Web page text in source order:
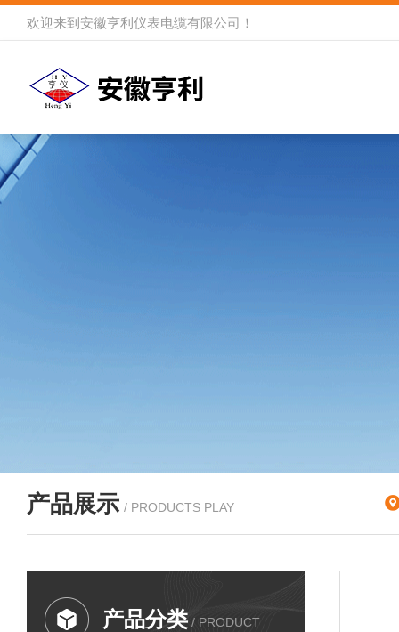
欢迎来到 安徽亨利仪表电缆有限公司 ！
产品展示 / PRODUCTS PLAY
产品分类 / PRODUCT